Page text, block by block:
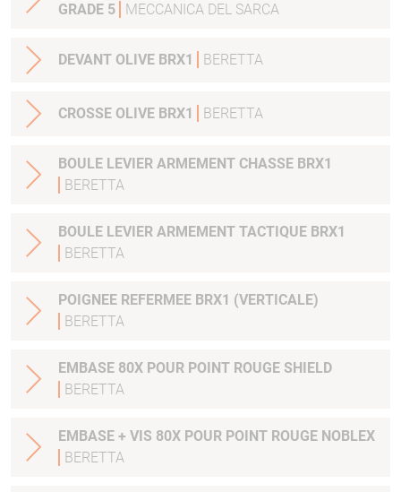
GRADE 5
MECCANICA DEL SARCA
DEVANT OLIVE BRX1 BERETTA
CROSSE OLIVE BRX1 BERETTA
BOULE LEVIER ARMEMENT CHASSE BRX1
BERETTA
BOULE LEVIER ARMEMENT TACTIQUE BRX1
BERETTA
POIGNEE REFERMEE BRX1 (VERTICALE)
BERETTA
EMBASE 80X POUR POINT ROUGE SHIELD
BERETTA
EMBASE + VIS 80X POUR POINT ROUGE NOBLEX
BERETTA